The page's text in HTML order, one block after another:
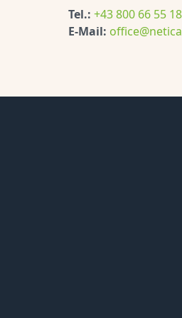
Tel.: +43 800 66 55 18
E-Mail: